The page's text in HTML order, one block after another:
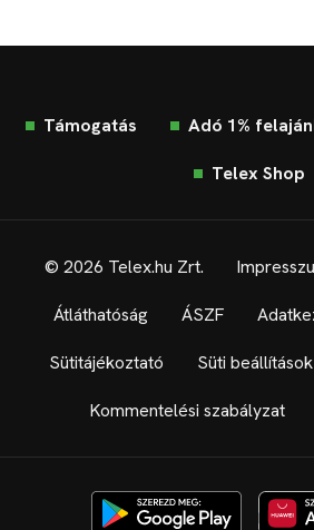
Támogatás Adó 1%
Telex Shop
© 2026 Telex.hu Zrt.
Átláthatóság ÁSZF
Sütitájékoztató Süti beállítások
Kommentelési szabályzat